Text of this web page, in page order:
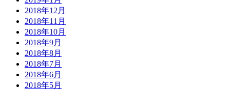
2018年12月
2018年11月
2018年10月
2018年9月
2018年8月
2018年7月
2018年6月
2018年5月